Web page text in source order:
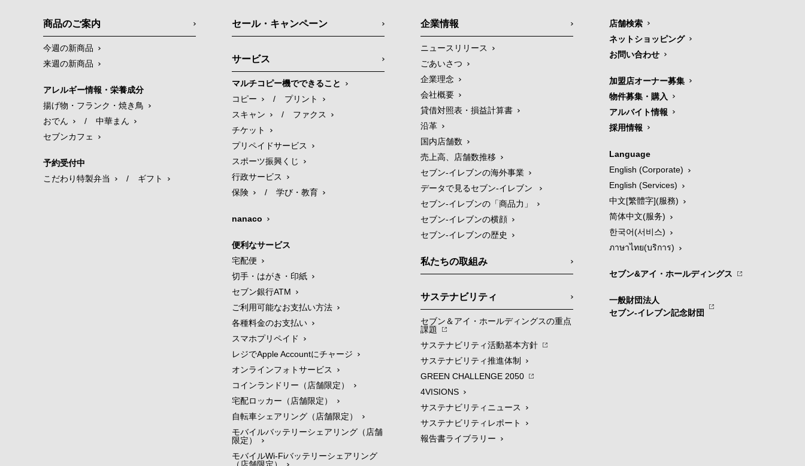
商品のご案内
今週の新商品
来週の新商品
アレルギー情報・栄養成分
揚げ物・フランク・焼き鳥
おでん
/
中華まん
セブンカフェ
予約受付中
こだわり特製弁当
/ ギフト
セール・キャンペーン
サービス
マルチコピー機でできること
コピー
/
プリント
スキャン
/
ファクス
チケット
プリペイドサービス
スポーツ振興くじ
行政サービス
保険
/ 学び・教育
nanaco
便利なサービス
宅配便
切手・はがき・印紙
セブン銀行ATM
ご利用可能なお支払い方法
各種料金のお支払い
スマホプリペイド
レジでApple Accountにチャージ
オンラインフォトサービス
コインランドリー（店舗限定）
宅配ロッカー（店舗限定）
自転車シェアリング（店舗限定）
モバイルバッテリーシェアリング（店舗
限定）
モバイルWi-Fiバッテリーシェアリング
企業情報
ニュースリリース
ごあいさつ
企業理念
会社概要
貸借対照表・損益計算書
沿革
国内店舗数
売上高、店舗数推移
セブン‐イレブンの海外事業
データで見るセブン‐イレブン
セブン‐イレブンの「商品力」
セブン-イレブンの横顔
セブン-イレブンの歴史
私たちの取組み
サステナビリティ
セブン＆アイ・ホールディングスの重点
課題
サステナビリティ活動基本方針
サステナビリティ推進体制
GREEN CHALLENGE 2050
4VISIONS
サステナビリティニュース
サステナビリティレポート
報告書ライブラリー
店舗検索
ネットショッピング
お問い合わせ
加盟店オーナー募集
物件募集・購入
アルバイト情報
採用情報
Language
English (Corporate)
English (Services)
中文[繁體字](服務)
简体中文(服务)
한국어(서비스)
ภาษาไทย(บริการ)
セブン&アイ・ホールディングス
一般財団法人
セブン-イレブン記念財団